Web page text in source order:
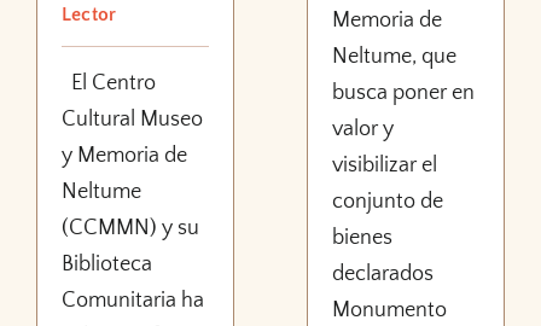
Lector
El Centro
Cultural Museo
y Memoria de
Neltume
(CCMMN) y su
Biblioteca
Comunitaria ha
Memoria de
Neltume, que
busca poner en
valor y
visibilizar el
conjunto de
bienes
declarados
Monumento